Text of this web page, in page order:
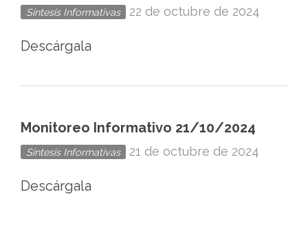
Síntesis Informativas 22 de octubre de 2024
Descárgala
Monitoreo Informativo 21/10/2024
Síntesis Informativas 21 de octubre de 2024
Descárgala